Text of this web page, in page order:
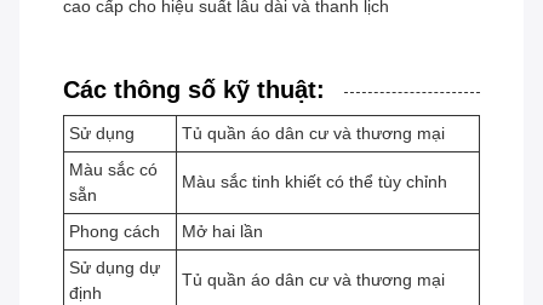
cao cấp cho hiệu suất lâu dài và thanh lịch
Các thông số kỹ thuật:
Sử dụng
Tủ quần áo dân cư và thương mại
Màu sắc có
sẵn
Màu sắc tinh khiết có thể tùy chỉnh
Phong cách
Mở hai lần
Sử dụng dự
định
Tủ quần áo dân cư và thương mại